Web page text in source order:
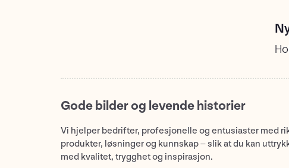
Gode bilder og levende historier
Vi hjelper bedrifter, profesjonelle og entusiaster med
produkter, løsninger og kunnskap – slik at du kan
med kvalitet, trygghet og inspirasjon.